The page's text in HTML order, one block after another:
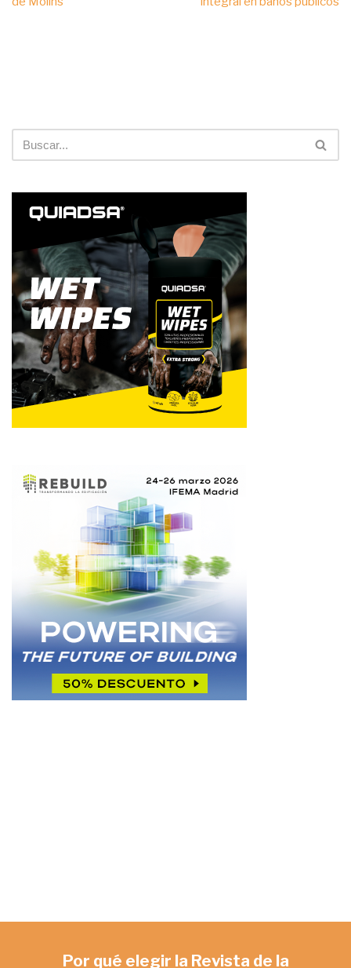
Por qué elegir la Revista de la